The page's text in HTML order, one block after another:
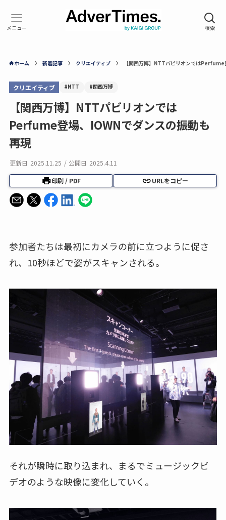
ホーム 新着記事 クリエイティブ 【関西万博】NTTパビリオンでは
クリエイティブ #NTT #関西万博
【関西万博】NTTパビリオンでは
Perfume登場、IOWNでダンスの振動も
再現
更新日 2025.11.25 / 公開日 2025.4.11
印刷 / PDF URLをコピー
参加者たちは最初にカメラの前に立つように促さ
れ、10秒ほどで姿がスキャンされる。
それが瞬時に取り込まれ、まるでミュージックビ
デオのような映像に変化していく。